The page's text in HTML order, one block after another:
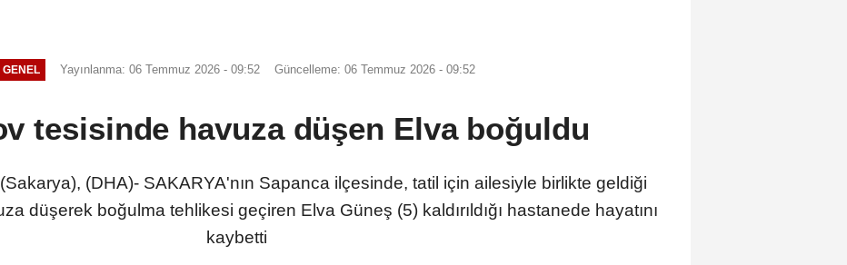
GENEL Yayınlanma: 06 Temmuz 2026 - 09:52 Güncelleme: 06 Temmuz 2026 - 09:52
tesisinde havuza düşen Elva boğuldu
(DHA)- SAKARYA'nın Sapanca ilçesinde, tatil için ailesiyle birlikte geldiği
düşerek boğulma tehlikesi geçiren Elva Güneş (5) kaldırıldığı hastanede hayatını
kaybetti